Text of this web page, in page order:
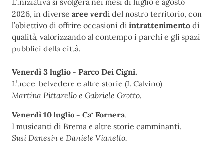
2026, in diverse aree verdi del nostro territorio, con
l’obiettivo di offrire occasioni di intrattenimento di
qualità, valorizzando al contempo i parchi e gli spazi
pubblici della città.
Venerdì 3 luglio - Parco Dei Cigni.
L’uccel belvedere e altre storie (I. Calvino).
Martina Pittarello e Gabriele Grotto.
Venerdì 10 luglio - Ca‘ Fornera.
I musicanti di Brema e altre storie camminanti.
Susi Danesin e Daniele Vianello.